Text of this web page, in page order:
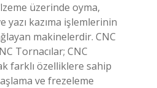
üzerinde oyma,
yazı kazıma işlemlerinin
makinelerdir. CNC
Tornacılar; CNC
farklı özelliklere sahip
ve frezeleme